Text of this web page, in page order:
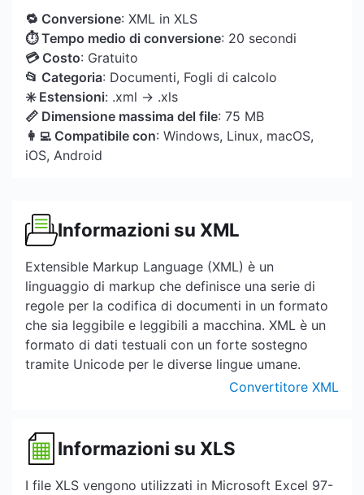
🔁 Conversione: XML in XLS
⏱ Tempo medio di conversione: 20 secondi
💳 Costo: Gratuito
📂 Categoria: Documenti, Fogli di calcolo
✳️ Estensioni: .xml → .xls
📏 Dimensione massima del file: 75 MB
👩‍💻 Compatibile con: Windows, Linux, macOS,
iOS, Android
Informazioni su XML
Extensible Markup Language (XML) è un
linguaggio di markup che definisce una serie di
regole per la codifica di documenti in un formato
che sia leggibile e leggibili a macchina. XML è un
formato di dati testuali con un forte sostegno
tramite Unicode per le diverse lingue umane.
Convertitore XML
Informazioni su XLS
I file XLS vengono utilizzati in Microsoft Excel 97-